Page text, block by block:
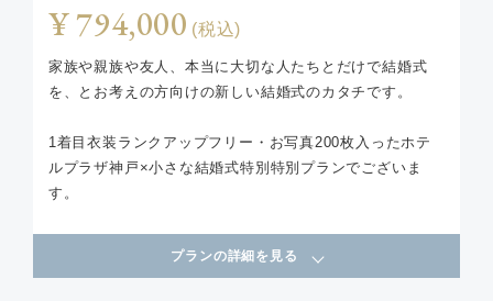
¥ 794,000 (税込)
家族や親族や友人、本当に大切な人たちとだけで結婚式
を、とお考えの方向けの新しい結婚式のカタチです。
1着目衣装ランクアップフリー・お写真200枚入ったホテ
ルプラザ神戸×小さな結婚式特別特別プランでございま
す。
プランの詳細を見る